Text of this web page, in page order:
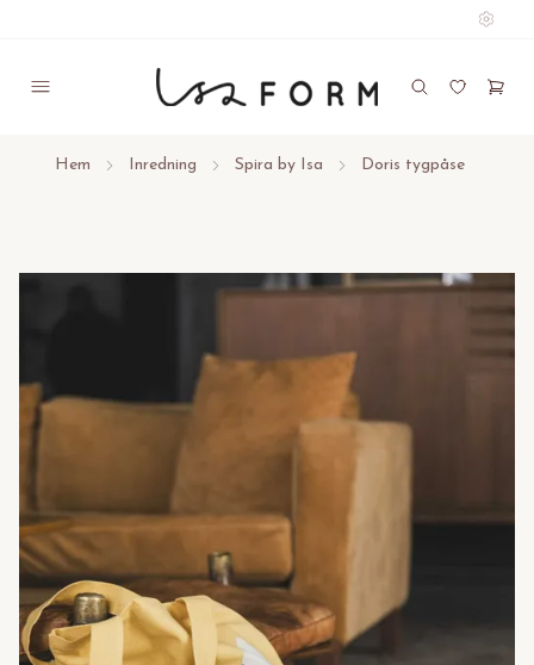
Hem Inredning Spira by Isa Doris tygpåse